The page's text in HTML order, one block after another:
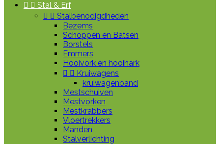
  Stal & Erf
  Stalbenodigdheden
Bezems
Schoppen en Batsen
Borstels
Emmers
Hooivork en hooihark
  Kruiwagens
kruiwagenband
Mestschuiven
Mestvorken
Mestkrabbers
Vloertrekkers
Manden
Stalverlichting